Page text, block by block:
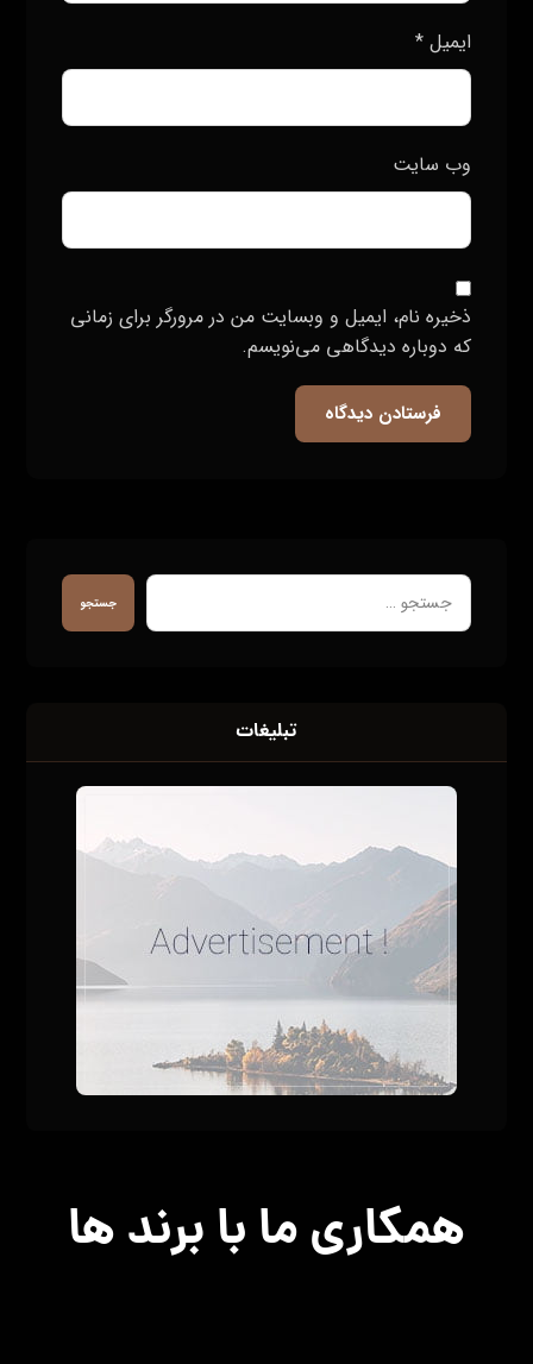
ایمیل*
وب‌ سایت
ذخیره نام، ایمیل و وبسایت من در مرورگر برای زمانی
که دوباره دیدگاهی می‌نویسم.
فرستادن دیدگاه
جستجو
تبلیغات
همکاری ما با برند ها